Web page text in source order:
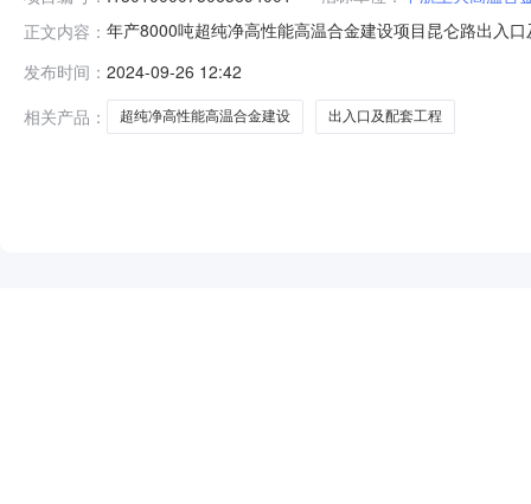
正文内容： 年产8000吨超纯净高性能高温合金建设项目昆仑路出入
以/批准建设，项目业主为中航上大高温合金材料股份有
现对该项目
发布时间： 2024-09-26 12:42
相关产品：
超纯净高性能高温合金建设 出入口及配套工程